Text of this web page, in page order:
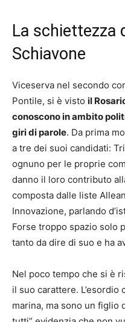
La schiettezza
Schiavone
Viceserva nel secondo
Pontile, si è visto il
conoscono in ambito
giri di parole. Da prima
a tre dei suoi candidati:
ognuno per le proprie
danno il loro contributo
composta dalle liste
Innovazione, parlando
Forse troppo spazio solo
tanto da dire di suo e ha
Nel poco tempo che si è
il suo carattere.
marina, ma sono un figlio